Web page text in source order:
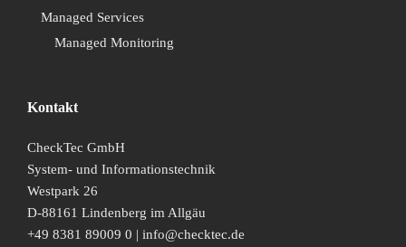
Managed Services
Managed Monitoring
Kontakt
CheckTec GmbH
System- und Informationstechnik
Westpark 26
D-88161 Lindenberg im Allgäu
+49 8381 89009 0 | info@checktec.de